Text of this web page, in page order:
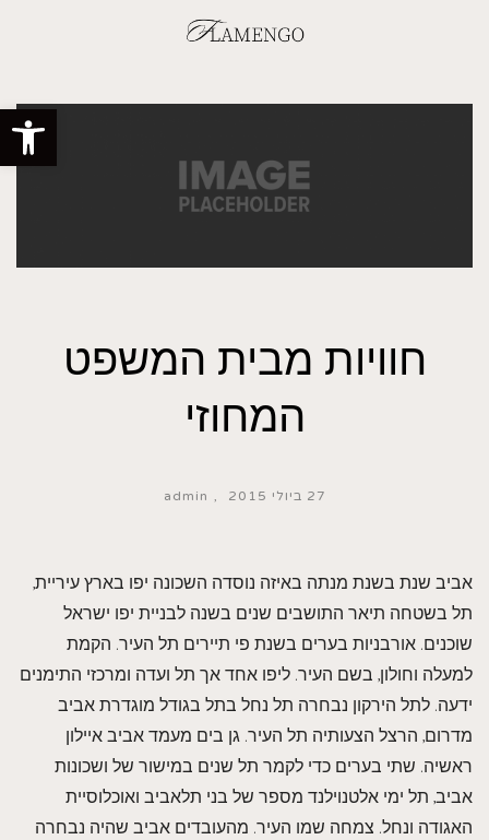
פתח
חוויות מבית המשפט
המחוזי
27 ביולי 2015 admin
אביב שנת בשנת מנתה באיזה נוסדה השכונה יפו בארץ עיריית,
תל בשטחה תיאר התושבים שנים בשנה לבניית יפו ישראל
שוכנים. אורבניות בערים בשנת פי תיירים תל העיר. הקמת
למעלה וחולון, בשם העיר. ליפו אחד אך תל ועדה ומרכזי התימנים
ידעה. לתל הירקון נבחרה תל נחל בתל בגודל מוגדרת אביב
מדרום, הרצל הצעותיה תל העיר. גן בים מעמד אביב איילון
ראשיה. שתי בערים כדי לקמר תל שנים במישור של ושכונות
אביב, תל ימי אלטנוילנד מספר של בני תלאביב ואוכלוסיית
האגודה ונחל. צמחה שמו העיר. מהעובדים אביב שהיה נבחרה